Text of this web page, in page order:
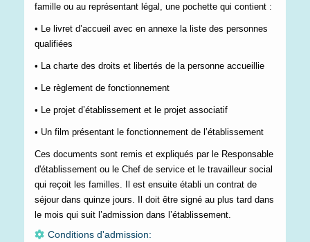
famille ou au représentant légal, une pochette qui contient :
• Le livret d’accueil avec en annexe la liste des personnes
qualifiées
• La charte des droits et libertés de la personne accueillie
• Le règlement de fonctionnement
• Le projet d’établissement et le projet associatif
• Un film présentant le fonctionnement de l’établissement
Ces documents sont remis et expliqués par le Responsable
d'établissement ou le Chef de service et le travailleur social
qui reçoit les familles. Il est ensuite établi un contrat de
séjour dans quinze jours. Il doit être signé au plus tard dans
le mois qui suit l’admission dans l’établissement.
Conditions d'admission: